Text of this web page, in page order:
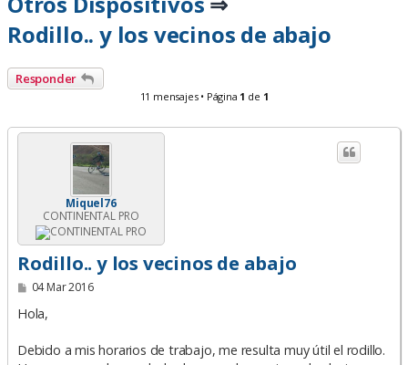
Rodillo.. y los vecinos de abajo
Responder
11 mensajes • Página 1 de 1
Miquel76
CONTINENTAL PRO
Rodillo.. y los vecinos de abajo
M
n
j
04 Mar 2016
Hola,
Debido a mis horarios de trabajo, me resulta muy útil el rodillo.